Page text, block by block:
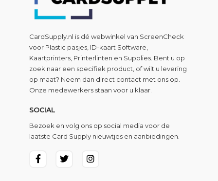
CardSupply.nl is dé webwinkel van ScreenCheck
voor Plastic pasjes, ID-kaart Software,
Kaartprinters, Printerlinten en Supplies. Bent u op
zoek naar een specifiek product, of wilt u levering
op maat? Neem dan direct contact met ons op.
Onze medewerkers staan voor u klaar.
SOCIAL
Bezoek en volg ons op social media voor de
laatste Card Supply nieuwtjes en aanbiedingen.